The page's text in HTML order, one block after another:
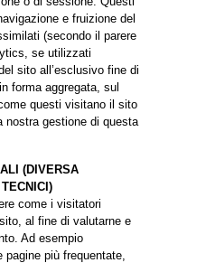
e fruizione del
(secondo il parere
se utilizzati
sito all’esclusivo fine di
forma aggregata, sul
questi visitano il sito
gestione di questa
(DIVERSA
come i visitatori
al fine di valutarne e
Ad esempio
più frequentate,